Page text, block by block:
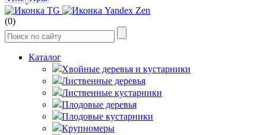
(0)
Каталог
Хвойные деревья и кустарники
Лиственные деревья
Лиственные кустарники
Плодовые деревья
Плодовые кустарники
Крупномеры